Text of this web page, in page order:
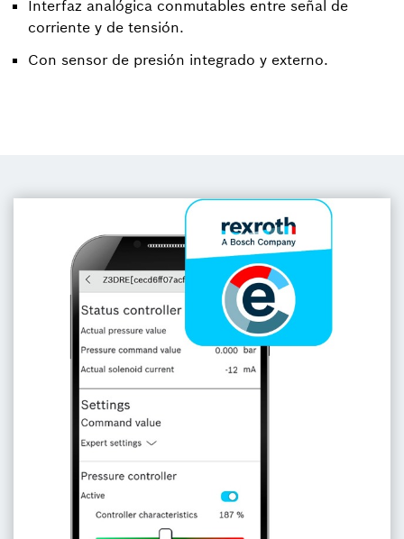
Interfaz analógica conmutables entre señal de
corriente y de tensión.
Con sensor de presión integrado y externo.